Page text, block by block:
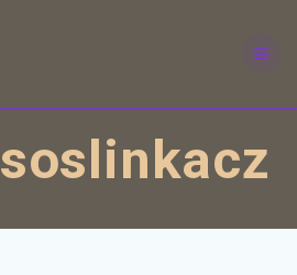
soslinkacz